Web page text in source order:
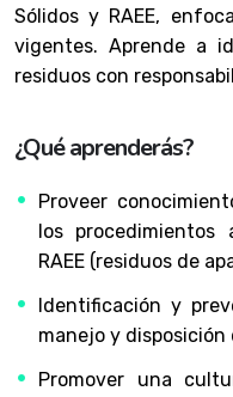
Sólidos y RAEE,
vigentes. Aprende a
residuos con
¿Qué aprenderás?
Proveer
los
RAEE (residuos de
Identificación y
manejo y disposición
Promover una